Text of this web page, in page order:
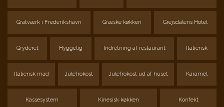
Gratværk i Frederikshavn Græske køkken Grejsdalens Hotel
Gryderet Hyggelig Indretning af restaurant Italiensk
Italiensk mad Julefrokost Julefrokost ud af huset Karamel
Kassesystem Kinesisk køkken Konfekt